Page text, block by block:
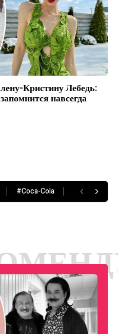
Кристину Лебедь:
навсегда
#Coca-Cola #Hip-Hop